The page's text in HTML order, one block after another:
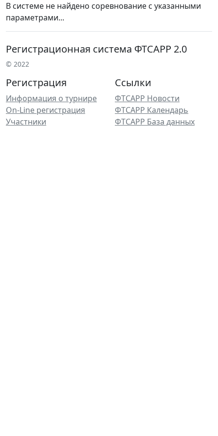
В системе не найдено соревнование с указанными
параметрами...
Регистрационная система ФТСАРР 2.0
© 2022
Регистрация
Информация о турнире
On-Line регистрация
Участники
Ссылки
ФТСАРР Новости
ФТСАРР Календарь
ФТСАРР База данных